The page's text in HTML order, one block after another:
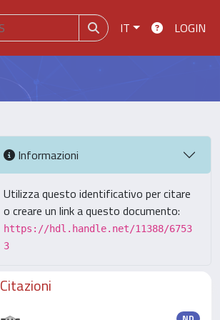
IT LOGIN
Informazioni
Utilizza questo identificativo per citare
o creare un link a questo documento:
https://hdl.handle.net/11388/6753
3
Citazioni